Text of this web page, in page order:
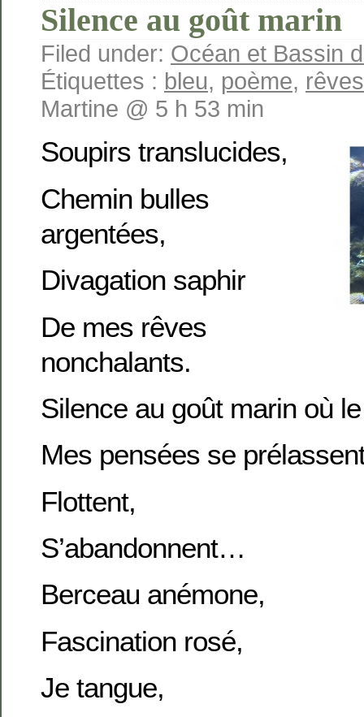
Silence au goût marin
Filed under: Océan et Bassin
Étiquettes : bleu, poème, rêves
Martine @ 5 h 53 min
Soupirs translucides,
Chemin bulles
argentées,
Divagation saphir
De mes rêves
nonchalants.
Silence au goût marin où
Mes pensées se
Flottent,
S’abandonnent…
Berceau anémone,
Fascination rosé,
Je tangue,